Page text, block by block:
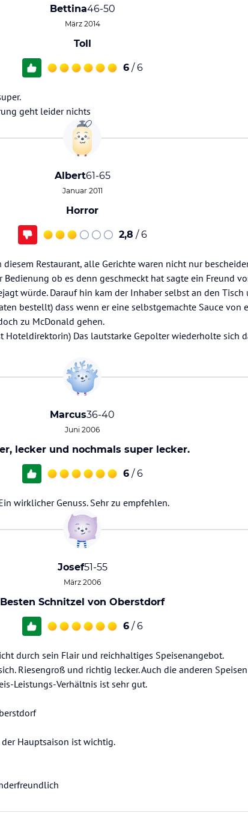
Bettina46-50
März 2014
Toll
6 / 6
geht leider nichts
Albert61-65
Januar 2011
Horror
2,8 / 6
Restaurant, alle Gerichte waren nicht nur
Bedienung ob es denn geschmeckt hat sagte ein Freund
würde. Darauf hin kam der Inhaber selbst an den Tisch
bestellt) dass wenn er eine selbstgemachte Sauce von
zu McDonald gehen.
Hoteldirektorin) Das lautstarke Gepolter wiederholte sich
Marcus36-40
Juni 2006
lecker und nochmals super lecker.
6 / 6
wirklicher Genuss. Sehr zu empfehlen.
Josef51-55
März 2006
Besten Schnitzel von Oberstdorf
6 / 6
durch sein Flair und reichhaltiges Speisenangebot.
Riesengroß und richtig lecker. Auch die anderen
Leistungs-Verhältnis ist sehr gut.
Hauptsaison ist wichtig.